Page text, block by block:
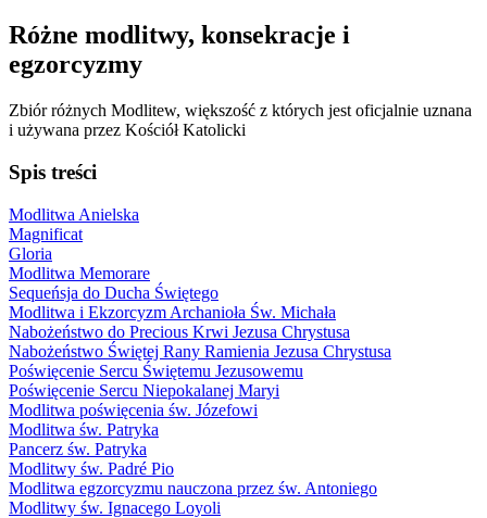
Różne modlitwy, konsekracje i
egzorcyzmy
Zbiór różnych Modlitew, większość z których jest oficjalnie uznana
i używana przez Kościół Katolicki
Spis treści
Modlitwa Anielska
Magnificat
Gloria
Modlitwa Memorare
Sequeńsja do Ducha Świętego
Modlitwa i Ekzorcyzm Archanioła Św. Michała
Nabożeństwo do Precious Krwi Jezusa Chrystusa
Nabożeństwo Świętej Rany Ramienia Jezusa Chrystusa
Poświęcenie Sercu Świętemu Jezusowemu
Poświęcenie Sercu Niepokalanej Maryi
Modlitwa poświęcenia św. Józefowi
Modlitwa św. Patryka
Pancerz św. Patryka
Modlitwy św. Padré Pio
Modlitwa egzorcyzmu nauczona przez św. Antoniego
Modlitwy św. Ignacego Loyoli